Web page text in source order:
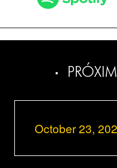
October 23,